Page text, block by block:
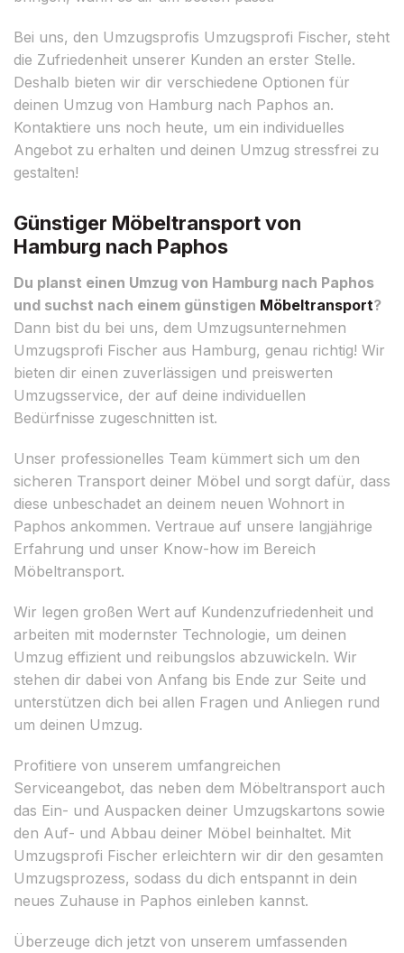
Bei uns, den Umzugsprofis Umzugsprofi Fischer, steht
die Zufriedenheit unserer Kunden an erster Stelle.
Deshalb bieten wir dir verschiedene Optionen für
deinen Umzug von Hamburg nach Paphos an.
Kontaktiere uns noch heute, um ein individuelles
Angebot zu erhalten und deinen Umzug stressfrei zu
gestalten!
Günstiger Möbeltransport von
Hamburg nach Paphos
Du planst einen Umzug von Hamburg nach Paphos
und suchst nach einem günstigen Möbeltransport?
Dann bist du bei uns, dem Umzugsunternehmen
Umzugsprofi Fischer aus Hamburg, genau richtig! Wir
bieten dir einen zuverlässigen und preiswerten
Umzugsservice, der auf deine individuellen
Bedürfnisse zugeschnitten ist.
Unser professionelles Team kümmert sich um den
sicheren Transport deiner Möbel und sorgt dafür, dass
diese unbeschadet an deinem neuen Wohnort in
Paphos ankommen. Vertraue auf unsere langjährige
Erfahrung und unser Know-how im Bereich
Möbeltransport.
Wir legen großen Wert auf Kundenzufriedenheit und
arbeiten mit modernster Technologie, um deinen
Umzug effizient und reibungslos abzuwickeln. Wir
stehen dir dabei von Anfang bis Ende zur Seite und
unterstützen dich bei allen Fragen und Anliegen rund
um deinen Umzug.
Profitiere von unserem umfangreichen
Serviceangebot, das neben dem Möbeltransport auch
das Ein- und Auspacken deiner Umzugskartons sowie
den Auf- und Abbau deiner Möbel beinhaltet. Mit
Umzugsprofi Fischer erleichtern wir dir den gesamten
Umzugsprozess, sodass du dich entspannt in dein
neues Zuhause in Paphos einleben kannst.
Überzeuge dich jetzt von unserem umfassenden